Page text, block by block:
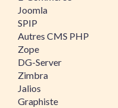
Joomla
SPIP
Autres CMS PHP
Zope
DG-Server
Zimbra
Jalios
Graphiste